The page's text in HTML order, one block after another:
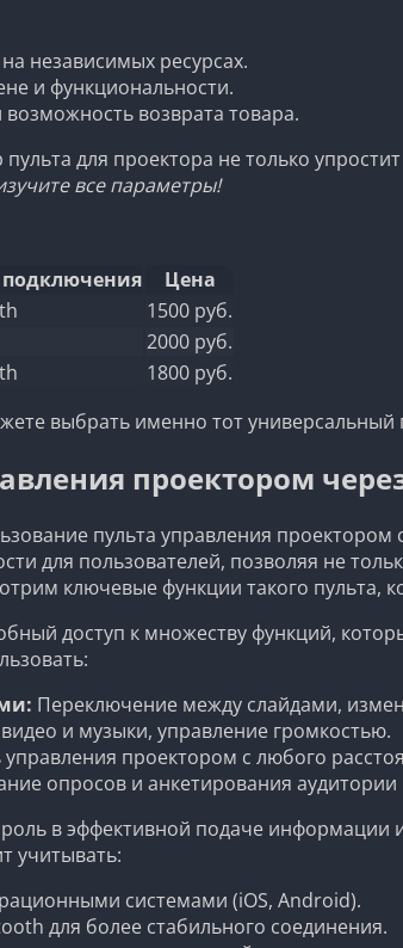
независимых ресурсах.
и функциональности.
возврата товара.
для проектора не только
все параметры!
подключения
Цена
1500 руб.
2000 руб.
1800 руб.
выбрать именно тот
проектором
пульта управления
для пользователей, позволяя не
ключевые функции такого
доступ к множеству функций,
Переключение между слайдами,
и музыки, управление громкостью.
проектором с любого
опросов и анкетирования
в эффективной подаче
учитывать:
системами (iOS, Android).
для более стабильного соединения.